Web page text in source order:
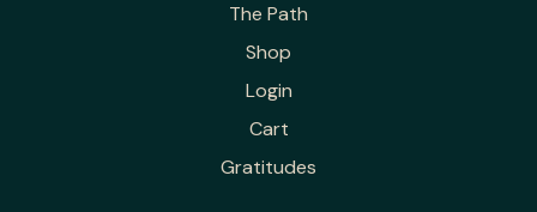
The Path
Shop
Login
Cart
Gratitudes